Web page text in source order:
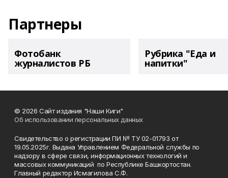
Партнеры
Фотобанк
журналистов РБ
Рубрика "Еда и
напитки"
© 2026 Сайт издания "Наши Киги"
Об использовании персональных данных
Свидетельство о регистрации ПИ № ТУ 02-01793 от
19.05.2025г. Выдана Управлением Федеральной службы по
надзору в сфере связи, информационных технологий и
массовых коммуникаций по Республике Башкортостан.
Главный редактор Исмагилова С.Ф.